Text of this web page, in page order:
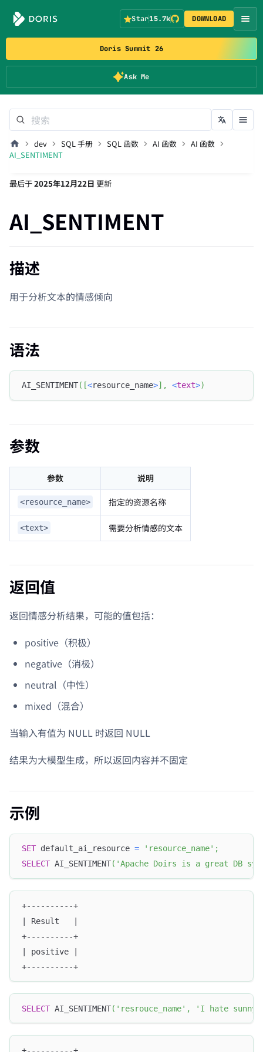
Doris Summit 26
Ask Me
Star15.7k DOWNLOAD
dev SQL 手册 SQL 函数 AI 函数
AI 函数
AI_SENTIMENT
最后于2025年12月22日 更新
AI_SENTIMENT
描述
用于分析文本的情感倾向
语法
AI_SENTIMENT( [<resource_name>] , <text>)
参数
参数 说明
<resource_name> 指定的资源名称
<text> 需要分析情感的文本
返回值
返回情感分析结果，可能的值包括：
positive（积极）
negative（消极）
neutral（中性）
mixed（混合）
当输入有值为 NULL 时返回 NULL
结果为大模型生成，所以返回内容并不固定
示例
SET default_ai_resource = 'resource_name' ;
SELECT AI_SENTIMENT( 'Apache Doirs is a great DB
+----------+
| Result   |
+----------+
| positive |
+----------+
SELECT AI_SENTIMENT( 'resrouce_name' , 'I hate sunny